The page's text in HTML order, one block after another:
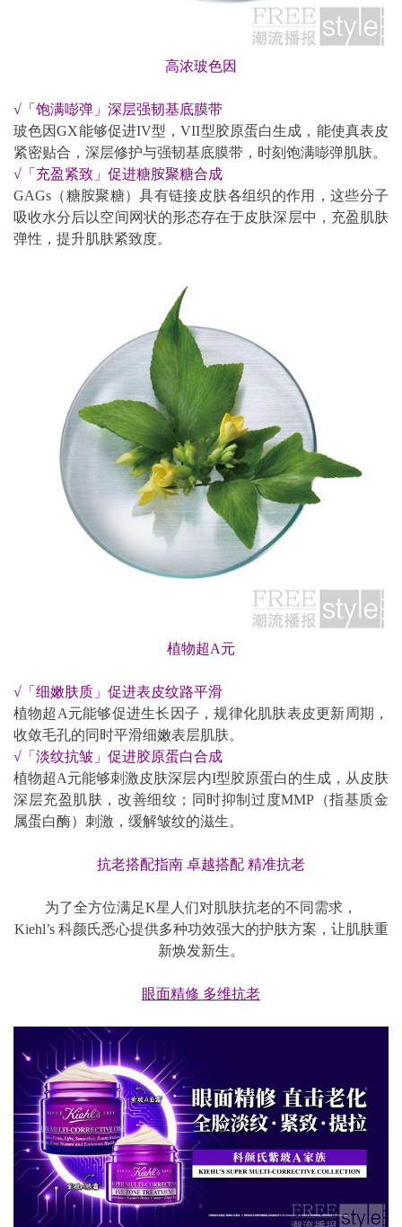
高浓玻色因
√「饱满嘭弹」深层强韧基底膜带
玻色因GX能够促进IV型，VII型胶原蛋白生成，能使真表皮
紧密贴合，深层修护与强韧基底膜带，时刻饱满嘭弹肌肤。
√ 「充盈紧致」促进糖胺聚糖合成
GAGs（糖胺聚糖）具有链接皮肤各组织的作用，这些分子
吸收水分后以空间网状的形态存在于皮肤深层中，充盈肌肤
弹性，提升肌肤紧致度。
植物超A元
√ 「细嫩肤质」促进表皮纹路平滑
植物超A元能够促进生长因子，规律化肌肤表皮更新周期，
收敛毛孔的同时平滑细嫩表层肌肤。
√ 「淡纹抗皱」促进胶原蛋白合成
植物超A元能够刺激皮肤深层内I型胶原蛋白的生成，从皮肤
深层充盈肌肤，改善细纹；同时抑制过度MMP（指基质金
属蛋白酶）刺激，缓解皱纹的滋生。
抗老搭配指南 卓越搭配 精准抗老
为了全方位满足K星人们对肌肤抗老的不同需求，
Kiehl’s 科颜氏悉心提供多种功效强大的护肤方案，让肌肤重
新焕发新生。
眼面精修 多维抗老